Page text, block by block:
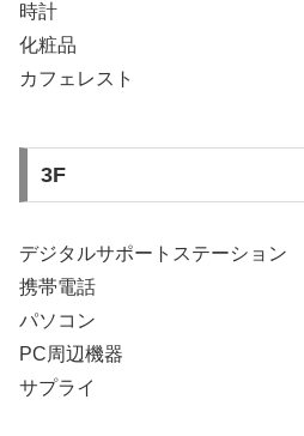
時計
化粧品
カフェレスト
3F
デジタルサポートステーション
携帯電話
パソコン
PC周辺機器
サプライ